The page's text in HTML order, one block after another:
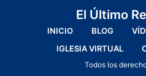
El Último
INICIO BLOG
IGLESIA VIRTUAL
Todos los